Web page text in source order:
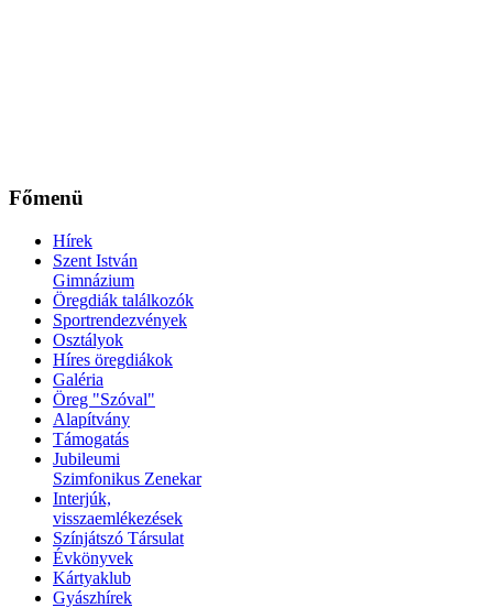
Főmenü
Hírek
Szent István
Gimnázium
Öregdiák találkozók
Sportrendezvények
Osztályok
Híres öregdiákok
Galéria
Öreg "Szóval"
Alapítvány
Támogatás
Jubileumi
Szimfonikus Zenekar
Interjúk,
visszaemlékezések
Színjátszó Társulat
Évkönyvek
Kártyaklub
Gyászhírek